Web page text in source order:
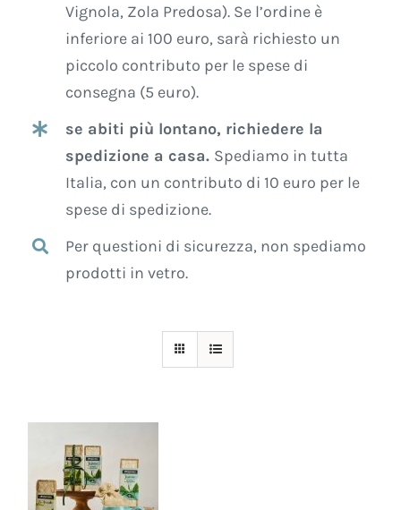
Vignola, Zola Predosa). Se l’ordine è
inferiore ai 100 euro, sarà richiesto un
piccolo contributo per le spese di
consegna (5 euro).
se abiti più lontano, richiedere la
spedizione a casa. Spediamo in tutta
Italia, con un contributo di 10 euro per le
spese di spedizione.
Per questioni di sicurezza, non spediamo
prodotti in vetro.